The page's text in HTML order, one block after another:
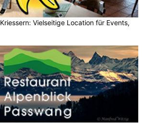
Vielseitige Location für Events,